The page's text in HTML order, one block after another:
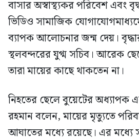
বাসার অস্বাস্থ্যকর পরিবেশ এবং
ভিডিও সামাজিক
ব্যাপক আলোচনার জন্ম দেয়।
স্থলবন্দরের যুগ্ম সচিব। আরেক
তারা মায়ের কাছে থাকতেন না।
নিহতের ছেলে বুয়েটের
রহমান বলেন, মায়ের মৃত্যুতে
আঘাতের মধ্যে রয়েছে। এর মধ্যে